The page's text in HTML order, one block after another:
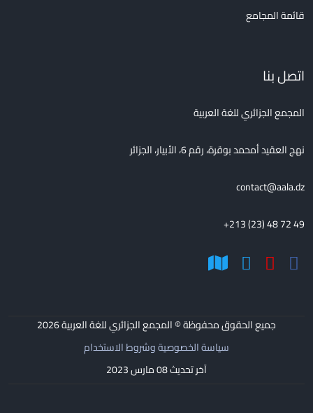
قائمة المجامع
اتصل بنا
المجمع الجزائري للغة العربية
نهج العقيد أمحمد بوقرة، رقم 6، الأبيار، الجزائر
contact@aala.dz
+213 (23) 48 72 49
جميع الحقوق محفوظة © المجمع الجزائري للغة العربية2026
سياسة الخصوصية وشروط الاستخدام
آخر تحديث 08 مارس 2023